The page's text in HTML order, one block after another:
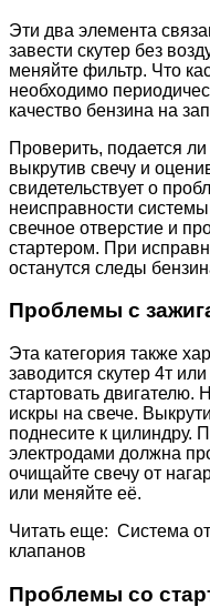
Эти два элемента
завести скутер без
меняйте фильтр. Что
необходимо
качество бензина на
Проверить, подается
выкрутив свечу и
свидетельствует о
неисправности
свечное отверстие и
стартером. При
останутся следы
Проблемы с
Эта категория также
заводится скутер 4т
стартовать двигателю.
искры на свече.
поднесите к цилиндру.
электродами должна
очищайте свечу от
или меняйте её.
Читать еще: Система
клапанов
Проблемы со